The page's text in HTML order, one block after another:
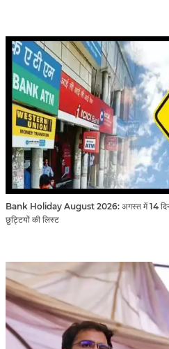
Bank Holiday August 2026: अगस्त में 14 दिन
छुट्टियों की लिस्ट​​​​​​​